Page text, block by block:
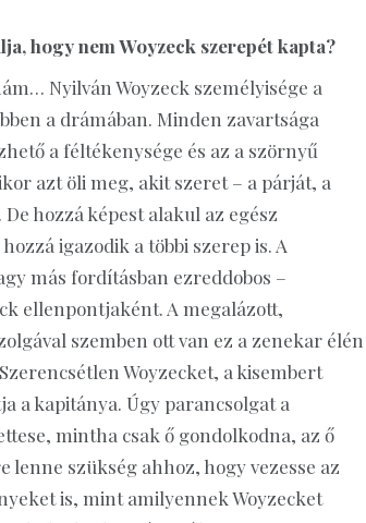
hogy nem Woyzeck szerepét kapta?
Nyilván Woyzeck személyisége a
a drámában. Minden zavartsága
a féltékenysége és az a szörnyű
azt öli meg, akit szeret – a párját, a
hozzá képest alakul az egész
igazodik a többi szerep is. A
más fordításban ezreddobos –
ellenpontjaként. A megalázott,
szemben ott van ez a zenekar élén
Woyzecket, a kisembert
a kapitánya. Úgy parancsolgat a
mintha csak ő gondolkodna, az ő
lenne szükség ahhoz, hogy vezesse az
is, mint amilyennek Woyzecket